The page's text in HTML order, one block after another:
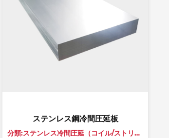
ステンレス鋼冷間圧延板
分類:ステンレス冷間圧延（コイル/ストリップ/シート）